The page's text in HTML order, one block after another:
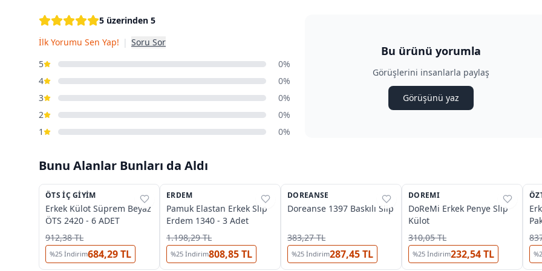
5 üzerinden 5
İlk Yorumu Sen Yap! | Soru Sor
5
0%
4
0%
3
0%
2
0%
1
0%
Bu ürünü yorumla
Görüşlerini insanlarla paylaş
Görüşünü yaz
Bunu Alanlar Bunları da Aldı
%37
ÖTS İÇ GIYIM
Erkek Külot Süprem Beyaz
ÖTS 2420 - 6 ADET
912,38 TL
%25 İndirim684,29 TL
%55
ERDEM
Pamuk Elastan Erkek Slip
Erdem 1340 - 3 Adet
1.198,29 TL
%25 İndirim808,85 TL
%38
DOREANSE
Doreanse 1397 Baskılı Slip
383,27 TL
%25 İndirim287,45 TL
%40
DOREMI
DoReMi Erkek Penye Slip
Külot
310,05 TL
%25 İndirim232,54 TL
%
%